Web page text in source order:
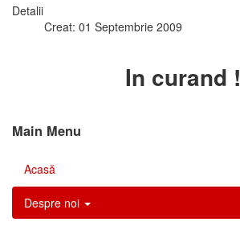
Detalii
Creat: 01 Septembrie 2009
In curand !
Main Menu
Acasă
Despre noi